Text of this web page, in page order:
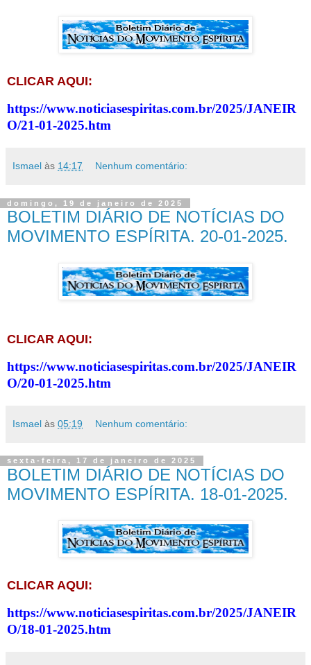
CLICAR AQUI:
https://www.noticiasespiritas.com.br/2025/JANEIR
O/21-01-2025.htm
Ismael às 14:17 Nenhum comentário:
domingo, 19 de janeiro de 2025
BOLETIM DIÁRIO DE NOTÍCIAS DO
MOVIMENTO ESPÍRITA. 20-01-2025.
CLICAR AQUI:
https://www.noticiasespiritas.com.br/2025/JANEIR
O/20-01-2025.htm
Ismael às 05:19 Nenhum comentário:
sexta-feira, 17 de janeiro de 2025
BOLETIM DIÁRIO DE NOTÍCIAS DO
MOVIMENTO ESPÍRITA. 18-01-2025.
CLICAR AQUI:
https://www.noticiasespiritas.com.br/2025/JANEIR
O/18-01-2025.htm